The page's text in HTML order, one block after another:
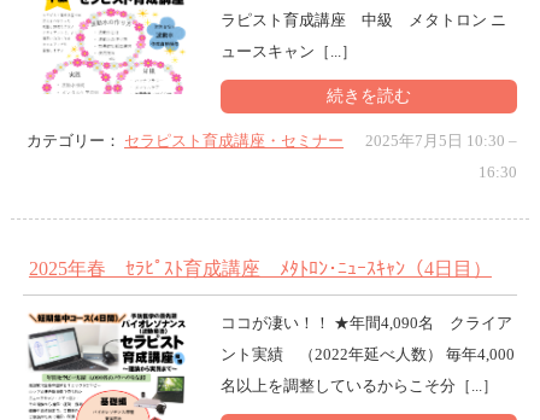
ラピスト育成講座 中級 メタトロン ニ
ュースキャン［...］
続きを読む
カテゴリー： セラピスト育成講座・セミナー 2025年7月5日 10:30 –
16:30
2025年春 ｾﾗﾋﾟｽﾄ育成講座 ﾒﾀﾄﾛﾝ･ﾆｭｰｽｷｬﾝ（4日目）
ココが凄い！！ ★年間4,090名 クライア
ント実績 （2022年延べ人数） 毎年4,000
名以上を調整しているからこそ分［...］